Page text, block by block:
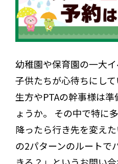
幼稚園や保育園の一大
子供たちが心待ちにし
生方やPTAの幹事様は
ょうか。 その中で特に
降ったら行き先を変え
の2パターンのルートで